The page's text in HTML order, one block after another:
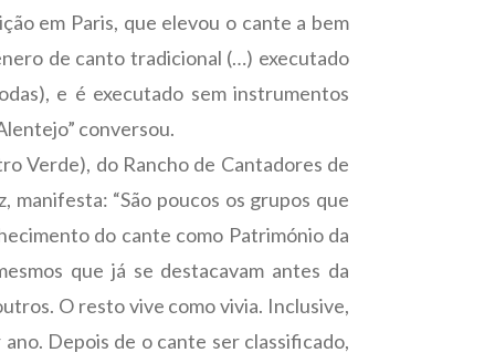
em Paris, que elevou o cante a bem
de canto tradicional (…) executado
e é executado sem instrumentos
conversou.
Verde), do Rancho de Cantadores de
manifesta: “São poucos os grupos que
do cante como Património da
que já se destacavam antes da
O resto vive como vivia. Inclusive,
Depois de o cante ser classificado,